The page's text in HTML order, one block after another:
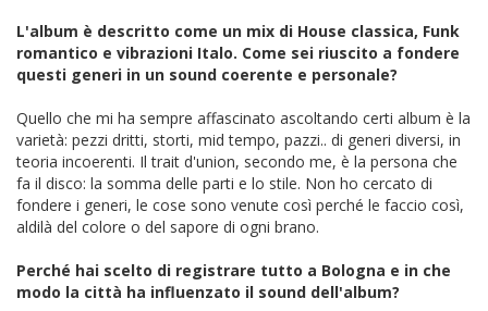
L'album è descritto come un mix di House classica, Funk
romantico e vibrazioni Italo. Come sei riuscito a fondere
questi generi in un sound coerente e personale?
Quello che mi ha sempre affascinato ascoltando certi album è la
varietà: pezzi dritti, storti, mid tempo, pazzi.. di generi diversi, in
teoria incoerenti. Il trait d'union, secondo me, è la persona che
fa il disco: la somma delle parti e lo stile. Non ho cercato di
fondere i generi, le cose sono venute così perché le faccio così,
aldilà del colore o del sapore di ogni brano.
Perché hai scelto di registrare tutto a Bologna e in che
modo la città ha influenzato il sound dell'album?